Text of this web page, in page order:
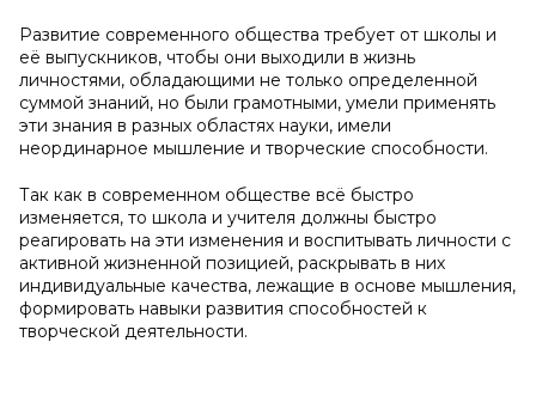
Развитие современного общества требует от школы и
её выпускников, чтобы они выходили в жизнь
личностями, обладающими не только определенной
суммой знаний, но были грамотными, умели применять
эти знания в разных областях науки, имели
неординарное мышление и творческие способности.
Так как в современном обществе всё быстро
изменяется, то школа и учителя должны быстро
реагировать на эти изменения и воспитывать личности с
активной жизненной позицией, раскрывать в них
индивидуальные качества, лежащие в основе мышления,
формировать навыки развития способностей к
творческой деятельности.